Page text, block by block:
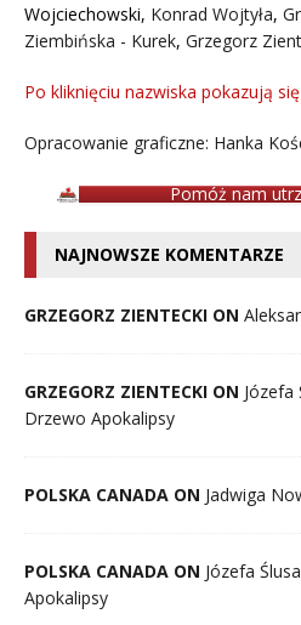
Wojciechowski, Konrad Wojtyła,
Ziembińska - Kurek, Grzegorz
Po kliknięciu nazwiska pokazują
Opracowanie graficzne: Hanka
Pomóż nam
NAJNOWSZE KOMENTARZE
GRZEGORZ ZIENTECKI ON
GRZEGORZ ZIENTECKI ON
Drzewo Apokalipsy
POLSKA CANADA ON Jadwiga
POLSKA CANADA ON Józefa
Apokalipsy